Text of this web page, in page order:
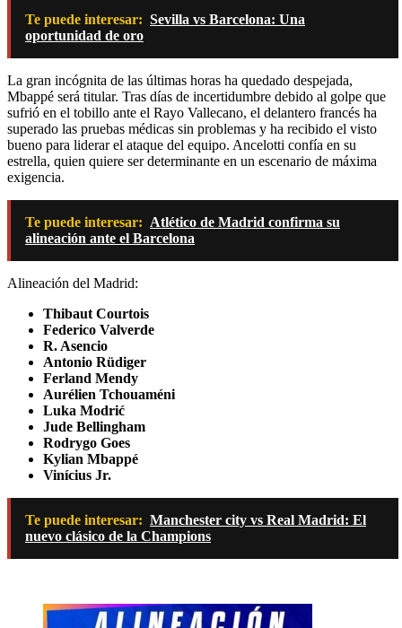
Te puede interesar: Sevilla vs Barcelona: Una
oportunidad de oro
La gran incógnita de las últimas horas ha quedado despejada,
Mbappé será titular. Tras días de incertidumbre debido al golpe que
sufrió en el tobillo ante el Rayo Vallecano, el delantero francés ha
superado las pruebas médicas sin problemas y ha recibido el visto
bueno para liderar el ataque del equipo. Ancelotti confía en su
estrella, quien quiere ser determinante en un escenario de máxima
exigencia.
Te puede interesar: Atlético de Madrid confirma su
alineación ante el Barcelona
Alineación del Madrid:
Thibaut Courtois
Federico Valverde
R. Asencio
Antonio Rüdiger
Ferland Mendy
Aurélien Tchouaméni
Luka Modrić
Jude Bellingham
Rodrygo Goes
Kylian Mbappé
Vinícius Jr.
Te puede interesar: Manchester city vs Real Madrid: El
nuevo clásico de la Champions